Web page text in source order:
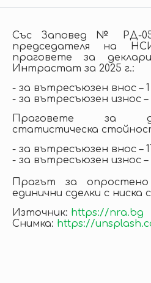
Със Заповед № РД-05-
председателя на
праговете за
Интрастат за 2025 г.:
- за вътресъюзен внос – 1
- за вътресъюзен износ –
Праговете за
статистическа
- за вътресъюзен внос –
- за вътресъюзен износ –
Прагът за
единични сделки с
Източник: https://nra.bg
Снимка: https://